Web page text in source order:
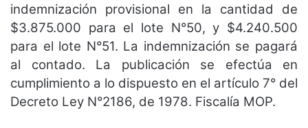
indemnización provisional en la cantidad de
$3.875.000 para el lote N°50, y $4.240.500
para el lote N°51. La indemnización se pagará
al contado. La publicación se efectúa en
cumplimiento a lo dispuesto en el artículo 7° del
Decreto Ley N°2186, de 1978. Fiscalía MOP.